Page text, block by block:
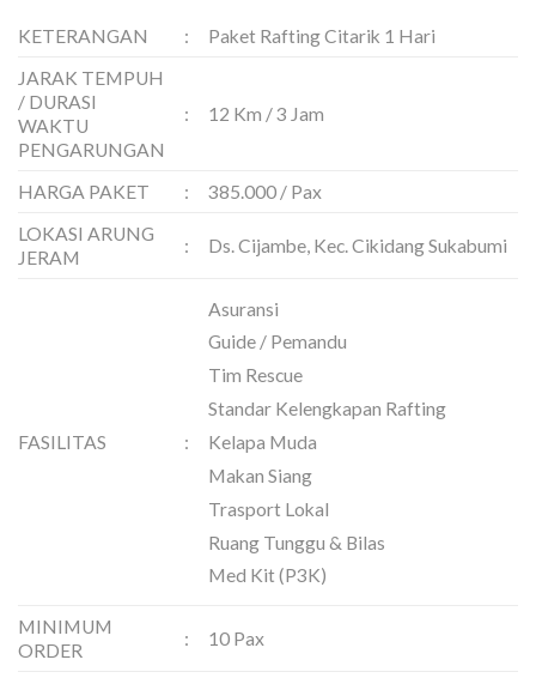
KETERANGAN :
Paket Rafting Citarik 1 Hari
JARAK TEMPUH
/ DURASI
WAKTU
PENGARUNGAN
: 12 Km / 3 Jam
HARGA PAKET :
385.000 / Pax
LOKASI ARUNG
JERAM
: Ds. Cijambe, Kec. Cikidang Sukabumi
FASILITAS :
Asuransi
Guide / Pemandu
Tim Rescue
Standar Kelengkapan Rafting
Kelapa Muda
Makan Siang
Trasport Lokal
Ruang Tunggu & Bilas
Med Kit (P3K)
MINIMUM
ORDER
: 10 Pax